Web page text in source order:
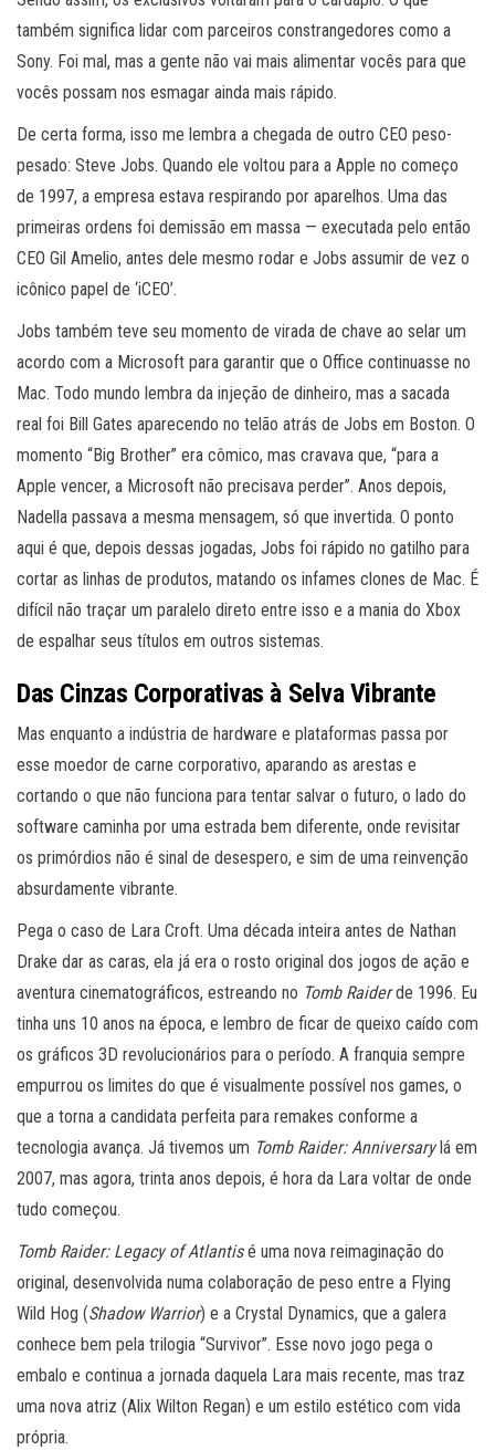
também significa lidar com parceiros constrangedores como a
Sony. Foi mal, mas a gente não vai mais alimentar vocês para que
vocês possam nos esmagar ainda mais rápido.
De certa forma, isso me lembra a chegada de outro CEO peso-
pesado: Steve Jobs. Quando ele voltou para a Apple no começo
de 1997, a empresa estava respirando por aparelhos. Uma das
primeiras ordens foi demissão em massa — executada pelo então
CEO Gil Amelio, antes dele mesmo rodar e Jobs assumir de vez o
icônico papel de ‘iCEO’.
Jobs também teve seu momento de virada de chave ao selar um
acordo com a Microsoft para garantir que o Office continuasse no
Mac. Todo mundo lembra da injeção de dinheiro, mas a sacada
real foi Bill Gates aparecendo no telão atrás de Jobs em Boston. O
momento “Big Brother” era cômico, mas cravava que, “para a
Apple vencer, a Microsoft não precisava perder”. Anos depois,
Nadella passava a mesma mensagem, só que invertida. O ponto
aqui é que, depois dessas jogadas, Jobs foi rápido no gatilho para
cortar as linhas de produtos, matando os infames clones de Mac. É
difícil não traçar um paralelo direto entre isso e a mania do Xbox
de espalhar seus títulos em outros sistemas.
Das Cinzas Corporativas à Selva Vibrante
Mas enquanto a indústria de hardware e plataformas passa por
esse moedor de carne corporativo, aparando as arestas e
cortando o que não funciona para tentar salvar o futuro, o lado do
software caminha por uma estrada bem diferente, onde revisitar
os primórdios não é sinal de desespero, e sim de uma reinvenção
absurdamente vibrante.
Pega o caso de Lara Croft. Uma década inteira antes de Nathan
Drake dar as caras, ela já era o rosto original dos jogos de ação e
aventura cinematográficos, estreando no Tomb Raiderde 1996. Eu
tinha uns 10 anos na época, e lembro de ficar de queixo caído com
os gráficos 3D revolucionários para o período. A franquia sempre
empurrou os limites do que é visualmente possível nos games, o
que a torna a candidata perfeita para remakes conforme a
tecnologia avança. Já tivemos um Tomb Raider: Anniversarylá em
2007, mas agora, trinta anos depois, é hora da Lara voltar de onde
tudo começou.
Tomb Raider: Legacy of Atlantisé uma nova reimaginação do
original, desenvolvida numa colaboração de peso entre a Flying
Wild Hog (Shadow Warrior) e a Crystal Dynamics, que a galera
conhece bem pela trilogia “Survivor”. Esse novo jogo pega o
embalo e continua a jornada daquela Lara mais recente, mas traz
uma nova atriz (Alix Wilton Regan) e um estilo estético com vida
própria.